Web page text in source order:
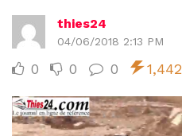
thies24
04/06/2018 2:13 PM
0 0 0 1,442